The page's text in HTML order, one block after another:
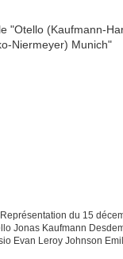
du 15
Jonas Kaufmann
Evan Leroy Johnson